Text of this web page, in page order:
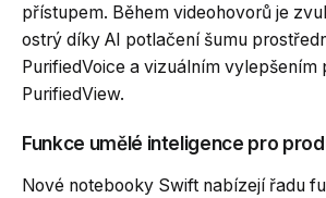
přístupem. Během videohovorů je
ostrý díky AI potlačení šumu
PurifiedVoice a vizuálním vylepšením
PurifiedView.
Funkce umělé inteligence pro
Nové notebooky Swift nabízejí řadu